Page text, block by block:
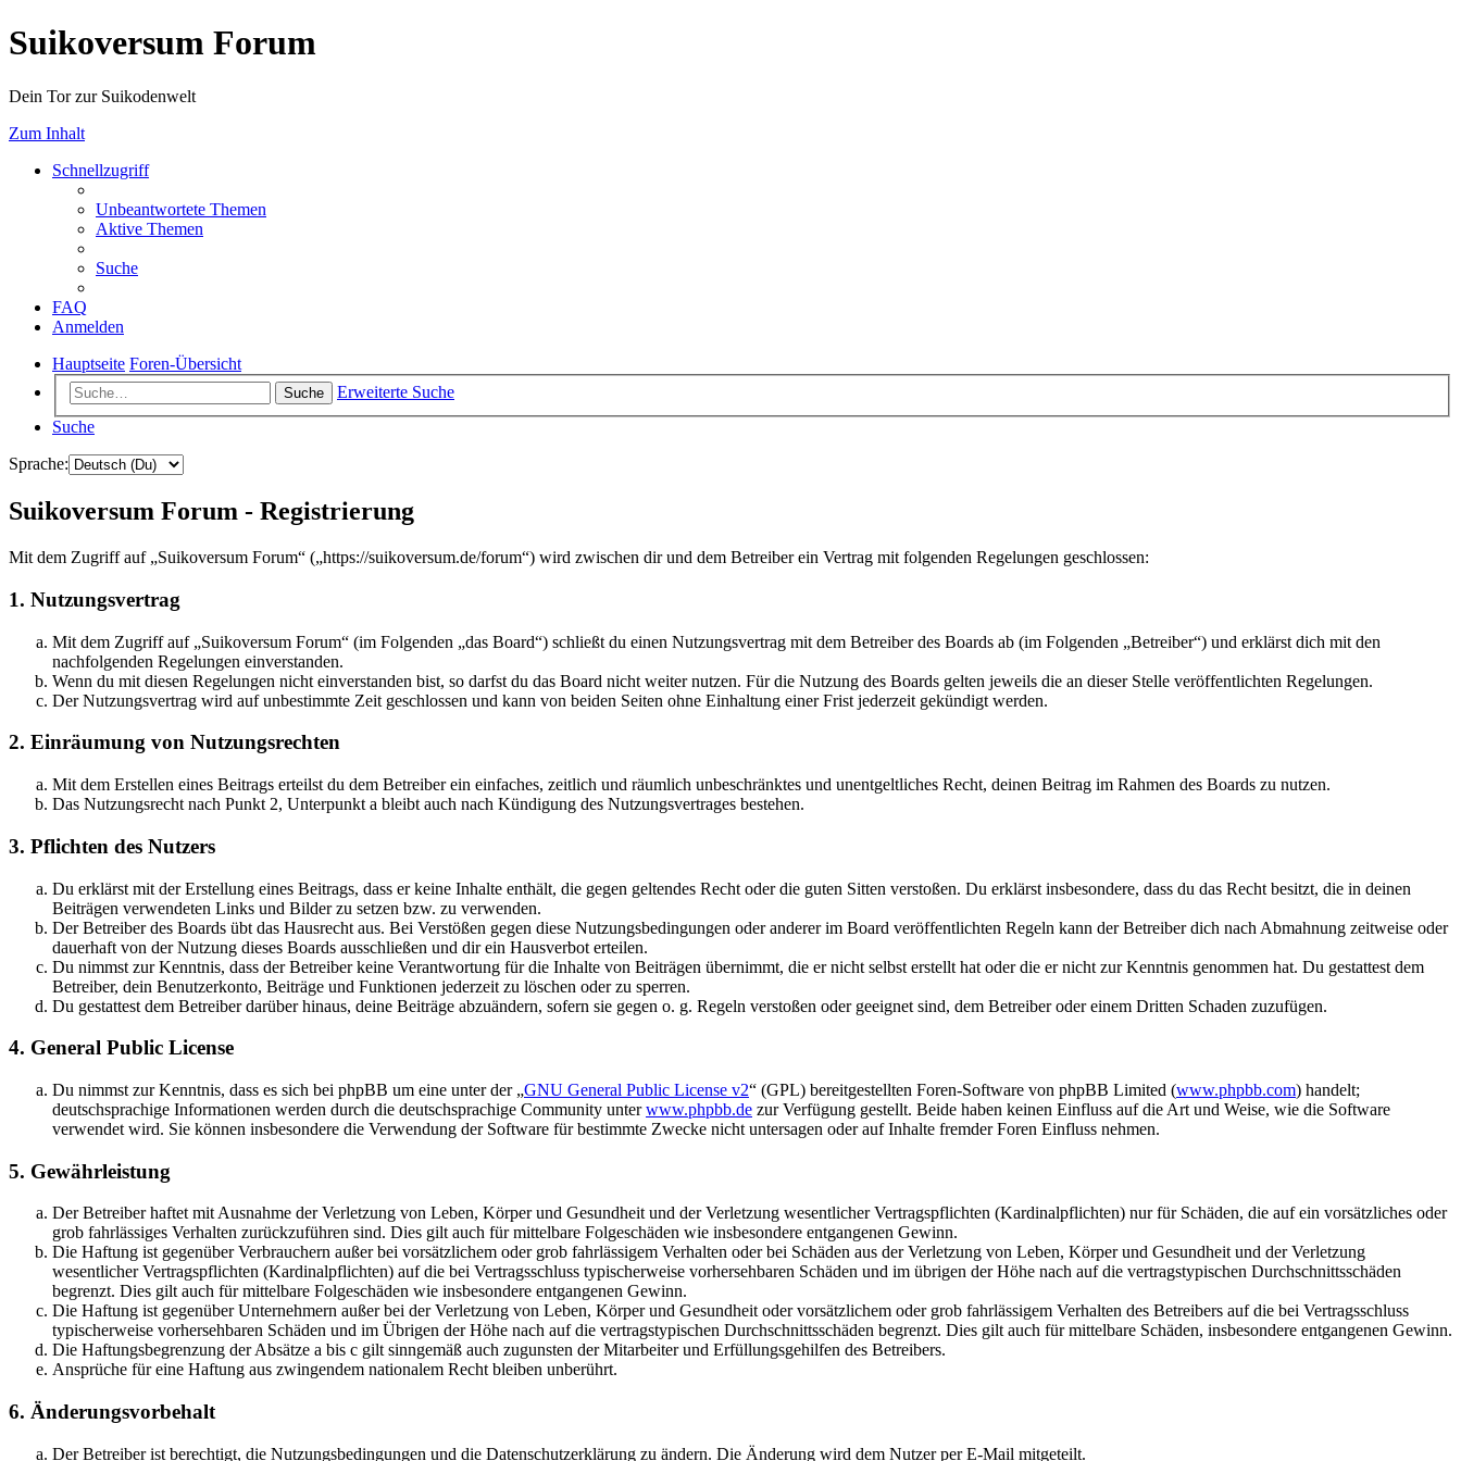
Suikoversum Forum
Dein Tor zur Suikodenwelt
Zum Inhalt
Schnellzugriff
Unbeantwortete Themen
Aktive Themen
Suche
FAQ
Anmelden
Hauptseite Foren-Übersicht
Suche
Erweiterte Suche
Suche
Sprache:
Suikoversum Forum - Registrierung
Mit dem Zugriff auf „Suikoversum Forum“ („https://suikoversum.de/forum“) wird zwischen dir und dem Betreiber ein Vertrag mit folgenden Regelungen geschlossen:
1. Nutzungsvertrag
Mit dem Zugriff auf „Suikoversum Forum“ (im Folgenden „das Board“) schließt du einen Nutzungsvertrag mit dem Betreiber des Boards ab (im Folgenden „Betreiber“) und erklärst dich mit den
nachfolgenden Regelungen einverstanden.
Wenn du mit diesen Regelungen nicht einverstanden bist, so darfst du das Board nicht weiter nutzen. Für die Nutzung des Boards gelten jeweils die an dieser Stelle veröffentlichten Regelungen.
Der Nutzungsvertrag wird auf unbestimmte Zeit geschlossen und kann von beiden Seiten ohne Einhaltung einer Frist jederzeit gekündigt werden.
2. Einräumung von Nutzungsrechten
Mit dem Erstellen eines Beitrags erteilst du dem Betreiber ein einfaches, zeitlich und räumlich unbeschränktes und unentgeltliches Recht, deinen Beitrag im Rahmen des Boards zu nutzen.
Das Nutzungsrecht nach Punkt 2, Unterpunkt a bleibt auch nach Kündigung des Nutzungsvertrages bestehen.
3. Pflichten des Nutzers
Du erklärst mit der Erstellung eines Beitrags, dass er keine Inhalte enthält, die gegen geltendes Recht oder die guten Sitten verstoßen. Du erklärst insbesondere, dass du das Recht besitzt, die in deinen
Beiträgen verwendeten Links und Bilder zu setzen bzw. zu verwenden.
Der Betreiber des Boards übt das Hausrecht aus. Bei Verstößen gegen diese Nutzungsbedingungen oder anderer im Board veröffentlichten Regeln kann der Betreiber dich nach Abmahnung zeitweise oder
dauerhaft von der Nutzung dieses Boards ausschließen und dir ein Hausverbot erteilen.
Du nimmst zur Kenntnis, dass der Betreiber keine Verantwortung für die Inhalte von Beiträgen übernimmt, die er nicht selbst erstellt hat oder die er nicht zur Kenntnis genommen hat. Du gestattest dem
Betreiber, dein Benutzerkonto, Beiträge und Funktionen jederzeit zu löschen oder zu sperren.
Du gestattest dem Betreiber darüber hinaus, deine Beiträge abzuändern, sofern sie gegen o. g. Regeln verstoßen oder geeignet sind, dem Betreiber oder einem Dritten Schaden zuzufügen.
4. General Public License
Du nimmst zur Kenntnis, dass es sich bei phpBB um eine unter der „GNU General Public License v2“ (GPL) bereitgestellten Foren-Software von phpBB Limited (www.phpbb.com) handelt;
deutschsprachige Informationen werden durch die deutschsprachige Community unterwww.phpbb.de zur Verfügung gestellt. Beide haben keinen Einfluss auf die Art und Weise, wie die Software
verwendet wird. Sie können insbesondere die Verwendung der Software für bestimmte Zwecke nicht untersagen oder auf Inhalte fremder Foren Einfluss nehmen.
5. Gewährleistung
Der Betreiber haftet mit Ausnahme der Verletzung von Leben, Körper und Gesundheit und der Verletzung wesentlicher Vertragspflichten (Kardinalpflichten) nur für Schäden, die auf ein vorsätzliches oder
grob fahrlässiges Verhalten zurückzuführen sind. Dies gilt auch für mittelbare Folgeschäden wie insbesondere entgangenen Gewinn.
Die Haftung ist gegenüber Verbrauchern außer bei vorsätzlichem oder grob fahrlässigem Verhalten oder bei Schäden aus der Verletzung von Leben, Körper und Gesundheit und der Verletzung
wesentlicher Vertragspflichten (Kardinalpflichten) auf die bei Vertragsschluss typischerweise vorhersehbaren Schäden und im übrigen der Höhe nach auf die vertragstypischen Durchschnittsschäden
begrenzt. Dies gilt auch für mittelbare Folgeschäden wie insbesondere entgangenen Gewinn.
Die Haftung ist gegenüber Unternehmern außer bei der Verletzung von Leben, Körper und Gesundheit oder vorsätzlichem oder grob fahrlässigem Verhalten des Betreibers auf die bei Vertragsschluss
typischerweise vorhersehbaren Schäden und im Übrigen der Höhe nach auf die vertragstypischen Durchschnittsschäden begrenzt. Dies gilt auch für mittelbare Schäden, insbesondere entgangenen Gewinn.
Die Haftungsbegrenzung der Absätze a bis c gilt sinngemäß auch zugunsten der Mitarbeiter und Erfüllungsgehilfen des Betreibers.
Ansprüche für eine Haftung aus zwingendem nationalem Recht bleiben unberührt.
6. Änderungsvorbehalt
Der Betreiber ist berechtigt, die Nutzungsbedingungen und die Datenschutzerklärung zu ändern. Die Änderung wird dem Nutzer per E-Mail mitgeteilt.